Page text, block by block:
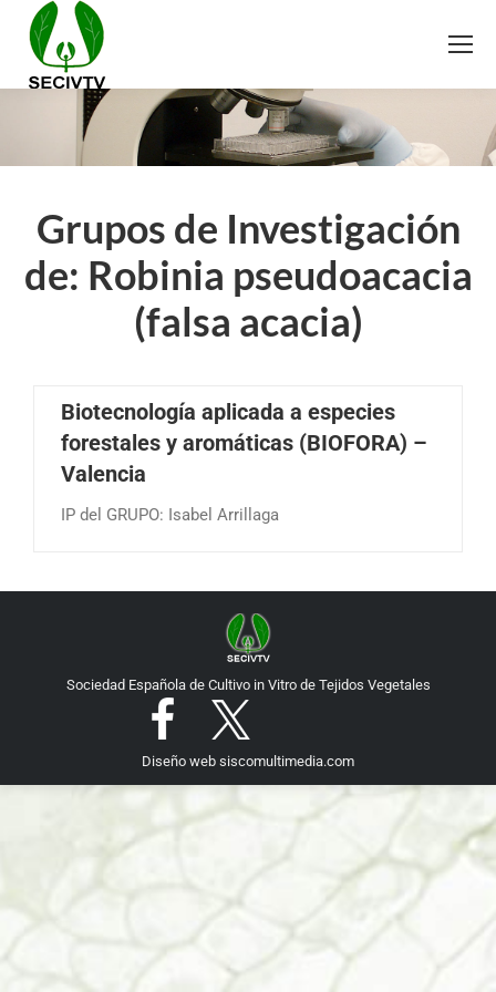
Grupos de Investigación
de: Robinia pseudoacacia
(falsa acacia)
Biotecnología aplicada a especies
forestales y aromáticas (BIOFORA) –
Valencia
IP del GRUPO: Isabel Arrillaga
Sociedad Española de Cultivo in Vitro de Tejidos Vegetales
Diseño web siscomultimedia.com